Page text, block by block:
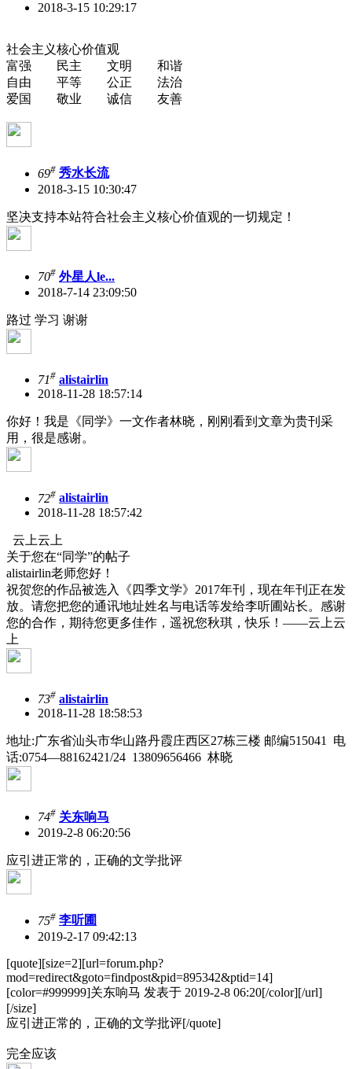
2018-3-15 10:29:17
社会主义核心价值观
富强 民主 文明 和谐
自由 平等 公正 法治
爱国 敬业 诚信 友善
69# 秀水长流
2018-3-15 10:30:47
坚决支持本站符合社会主义核心价值观的一切规定！
70# 外星人le...
2018-7-14 23:09:50
路过 学习 谢谢
71# alistairlin
2018-11-28 18:57:14
你好！我是《同学》一文作者林晓，刚刚看到文章为贵刊采
用，很是感谢。
72# alistairlin
2018-11-28 18:57:42
云上云上
关于您在“同学”的帖子
alistairlin老师您好！
祝贺您的作品被选入《四季文学》2017年刊，现在年刊正在发
放。请您把您的通讯地址姓名与电话等发给李听圃站长。感谢
您的合作，期待您更多佳作，遥祝您秋琪，快乐！——云上云
上
73# alistairlin
2018-11-28 18:58:53
地址:广东省汕头市华山路丹霞庄西区27栋三楼 邮编515041 电
话:0754—88162421/24 13809656466 林晓
74# 关东响马
2019-2-8 06:20:56
应引进正常的，正确的文学批评
75# 李听圃
2019-2-17 09:42:13
[quote][size=2][url=forum.php?
mod=redirect&goto=findpost&pid=895342&ptid=14]
[color=#999999]关东响马 发表于 2019-2-8 06:20[/color][/url]
[/size]
应引进正常的，正确的文学批评[/quote]
完全应该